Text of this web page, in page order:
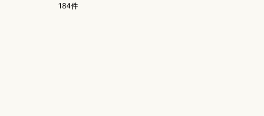
184件